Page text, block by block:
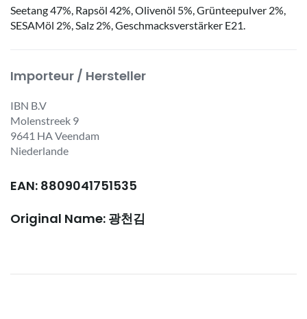
Seetang 47%, Rapsöl 42%, Olivenöl 5%, Grünteepulver 2%,
SESAMöl 2%, Salz 2%, Geschmacksverstärker E21.
Importeur / Hersteller
IBN B.V
Molenstreek 9
9641 HA Veendam
Niederlande
EAN: 8809041751535
Original Name: 광천김